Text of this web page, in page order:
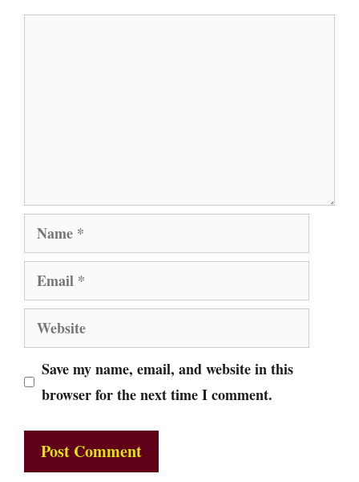
Name
Email
Website
Save my name, email, and website in this
browser for the next time I comment.